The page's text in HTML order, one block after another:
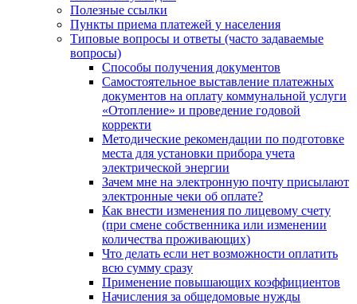
Полезные ссылки
Пункты приема платежей у населения
Типовые вопросы и ответы (часто задаваемые
вопросы)
Способы получения документов
Самостоятельное выставление платежных
документов на оплату коммунальной услуги
«Отопление» и проведение годовой
корректи
Методические рекомендации по подготовке
места для установки прибора учета
электрической энергии
Зачем мне на электронную почту присылают
электронные чеки об оплате?
Как внести изменения по лицевому счету
(при смене собственника или изменении
количества проживающих)
Что делать если нет возможности оплатить
всю сумму сразу
Применение повышающих коэффициентов
Начисления за общедомовые нужды